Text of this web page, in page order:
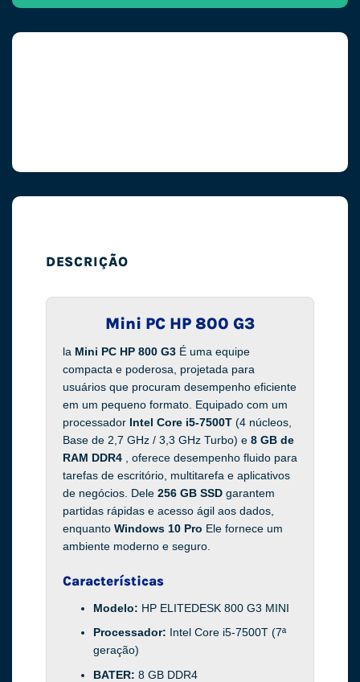
DESCRIÇÃO
Mini PC HP 800 G3
la Mini PC HP 800 G3 É uma equipe
compacta e poderosa, projetada para
usuários que procuram desempenho eficiente
em um pequeno formato. Equipado com um
processador Intel Core i5-7500T (4 núcleos,
Base de 2,7 GHz / 3,3 GHz Turbo) e 8 GB de
RAM DDR4 , oferece desempenho fluido para
tarefas de escritório, multitarefa e aplicativos
de negócios. Dele 256 GB SSD garantem
partidas rápidas e acesso ágil aos dados,
enquanto Windows 10 Pro Ele fornece um
ambiente moderno e seguro.
Características
Modelo: HP ELITEDESK 800 G3 MINI
Processador: Intel Core i5-7500T (7ª
geração)
BATER: 8 GB DDR4